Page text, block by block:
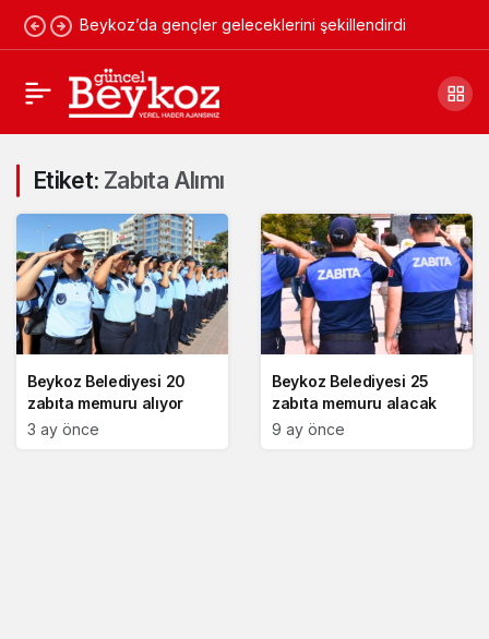
Beykoz’da gençler geleceklerini şekillendirdi
Etiket: Zabıta Alımı
Beykoz Belediyesi 20
zabıta memuru alıyor
3 ay önce
Beykoz Belediyesi 25
zabıta memuru alacak
9 ay önce